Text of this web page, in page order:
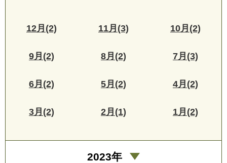
12月(2) 11月(3) 10月(2)
9月(2) 8月(2) 7月(3)
6月(2) 5月(2) 4月(2)
3月(2) 2月(1) 1月(2)
2023年